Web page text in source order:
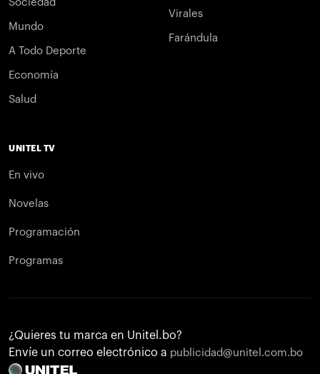
Sociedad
Mundo
A Todo Deporte
Economía
Salud
Virales
Farándula
UNITEL TV
En vivo
Novelas
Programación
Programas
¿Quieres tu marca en Unitel.bo?
Envíe un correo electrónico a publicidad@unitel.com.bo